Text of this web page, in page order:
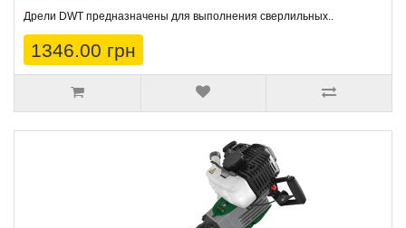
Дрели DWT предназначены для выполнения сверлильных..
1346.00 грн